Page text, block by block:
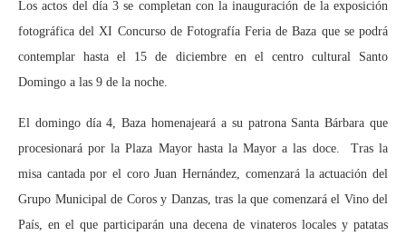
Los actos del día 3 se completan con la inauguración de la exposición
fotográfica del XI Concurso de Fotografía Feria de Baza que se podrá
contemplar hasta el 15 de diciembre en el centro cultural Santo
Domingo a las 9 de la noche.
El domingo día 4, Baza homenajeará a su patrona Santa Bárbara que
procesionará por la Plaza Mayor hasta la Mayor a las doce. Tras la
misa cantada por el coro Juan Hernández, comenzará la actuación del
Grupo Municipal de Coros y Danzas, tras la que comenzará el Vino del
País, en el que participarán una decena de vinateros locales y patatas